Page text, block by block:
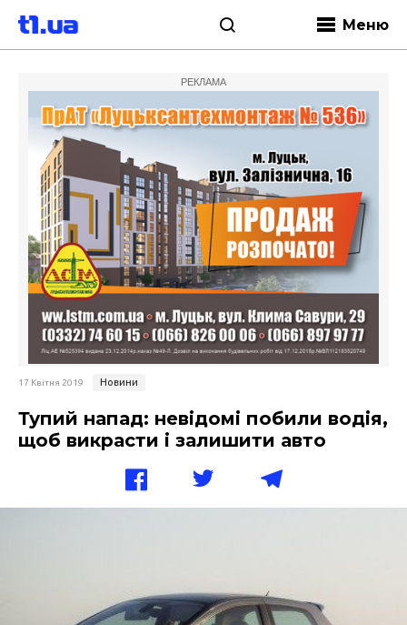
Меню
РЕКЛАМА
17 Квітня 2019 Новини
Тупий напад: невідомі побили водія,
щоб викрасти і залишити авто